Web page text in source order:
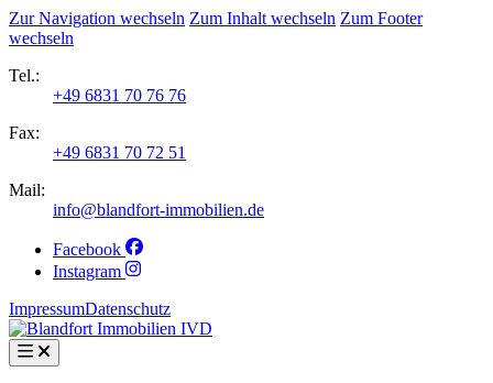
Zur Navigation wechseln Zum Inhalt wechseln Zum Footer
wechseln
Tel.:
+49 6831 70 76 76
Fax:
+49 6831 70 72 51
Mail:
info@blandfort-immobilien.de
Facebook
Instagram
ImpressumDatenschutz